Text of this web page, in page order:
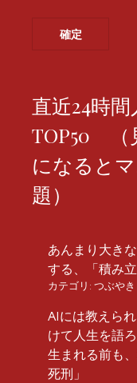
直近24時
TOP50 （
になると
題）
あんまり大き
する、「積み
カテゴリ: つぶやき
AIには教えら
けて人生を語
生まれる前も
死刑」